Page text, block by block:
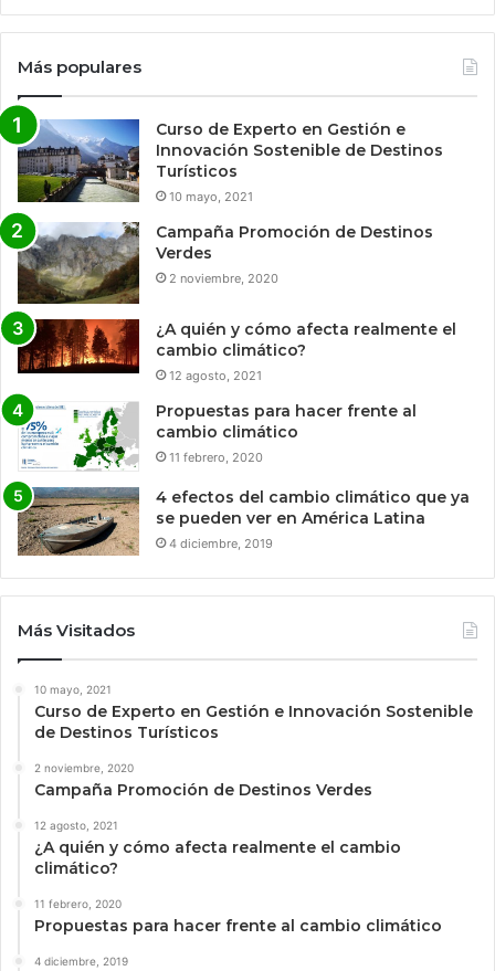
Más populares
Curso de Experto en Gestión e
Innovación Sostenible de Destinos
Turísticos
10 mayo, 2021
Campaña Promoción de Destinos
Verdes
2 noviembre, 2020
¿A quién y cómo afecta realmente el
cambio climático?
12 agosto, 2021
Propuestas para hacer frente al
cambio climático
11 febrero, 2020
4 efectos del cambio climático que ya
se pueden ver en América Latina
4 diciembre, 2019
Más Visitados
10 mayo, 2021
Curso de Experto en Gestión e Innovación Sostenible
de Destinos Turísticos
2 noviembre, 2020
Campaña Promoción de Destinos Verdes
12 agosto, 2021
¿A quién y cómo afecta realmente el cambio
climático?
11 febrero, 2020
Propuestas para hacer frente al cambio climático
4 diciembre, 2019